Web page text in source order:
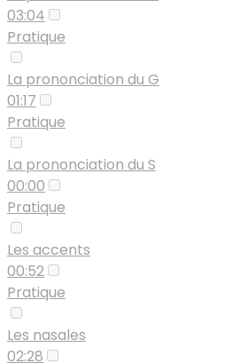
03:04
Pratique
La prononciation du G
01:17
Pratique
La prononciation du S
00:00
Pratique
Les accents
00:52
Pratique
Les nasales
02:28